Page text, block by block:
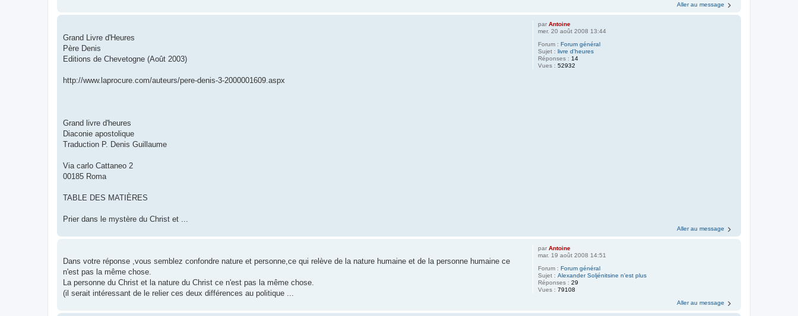
Aller au message
parAntoine
mer. 20 août 2008 13:44
Forum :Forum général
Sujet :livre d'heures
Réponses : 14
Vues :52932
Grand Livre d'Heures
Père Denis
Editions de Chevetogne (Août 2003)
http://www.laprocure.com/auteurs/pere-denis-3-2000001609.aspx
Grand livre d'heures
Diaconie apostolique
Traduction P. Denis Guillaume
Via carlo Cattaneo 2
00185 Roma
TABLE DES MATIÈRES
Prier dans le mystère du Christ et ...
Aller au message
parAntoine
mar. 19 août 2008 14:51
Forum :Forum général
Sujet :Alexander Soljénitsine n'est plus
Réponses :29
Vues :79108
Dans votre réponse ,vous semblez confondre nature et personne,ce qui relève de la nature humaine et de la personne humaine ce
n'est pas la même chose.
La personne du Christ et la nature du Christ ce n'est pas la même chose.
(il serait intéressant de le relier ces deux différences au politique ...
Aller au message